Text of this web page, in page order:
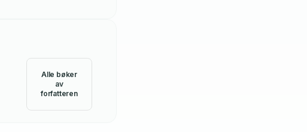
Alle bøker
av
forfatteren